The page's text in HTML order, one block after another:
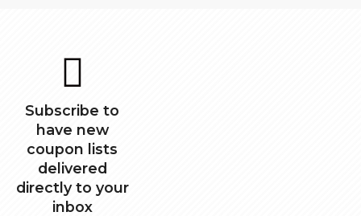
Subscribe to
have new
coupon lists
delivered
directly to your
inbox